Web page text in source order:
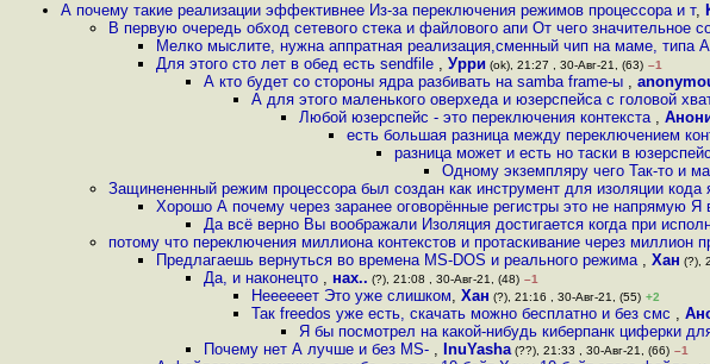
А почему такие реализации эффективнее Из-за переключения режимов процессора и т,
В первую очередь обход сетевого стека и файлового апи От чего значительное
Мелко мыслите, нужна аппратная реализация,сменный чип на маме, типа
Для этого сто лет в обед есть sendfile , Урри (ok), 21:27 , 30-Авг-21, (63) –1
А кто будет со стороны ядра разбивать на samba frame-ы ,
А для этого маленького оверхеда и юзерспейса с головой
Любой юзерспейс - это переключения контекста ,
есть большая разница между переключением
разница может и есть но таски в
Одному экземпляру чего Так-то и
Защинененный режим процессора был создан как инструмент для изоляции кода
Хорошо А почему через заранее оговорённые регистры это не напрямую Я
Да всё верно Вы воображали Изоляция достигается когда при
потому что переключения миллиона контекстов и протаскивание через миллион
Предлагаешь вернуться во времена MS-DOS и реального режима , Хан (?),
Да, и наконецто , нах.. (?), 21:08 , 30-Авг-21, (48) –1
Неееееет Это уже слишком, Хан (?), 21:16 , 30-Авг-21, (55) +2
Так freedos уже есть, скачать можно бесплатно и без смс ,
Я бы посмотрел на какой-нибудь киберпанк циферки
Почему нет А лучше и без MS- , InuYasha (??), 21:33 , 30-Авг-21, (66) –1